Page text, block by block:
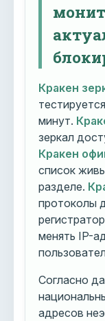
Кракен
минут.
зеркал
Кракен
список
разделе.
протоколы
менять IP-
Согласно
адресов